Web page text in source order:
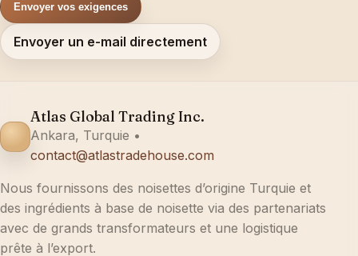
Envoyer vos exigences
Envoyer un e-mail directement
Atlas Global Trading Inc.
Ankara, Turquie •
contact@atlastradehouse.com
Nous fournissons des noisettes d’origine Turquie et
des ingrédients à base de noisette via des partenariats
avec de grands transformateurs et une logistique
prête à l’export.